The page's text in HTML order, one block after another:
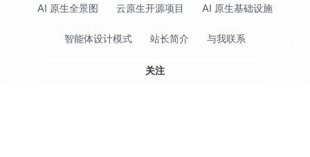
AI 原生全景图 云原生开源项目 AI 原生基础设施
智能体设计模式 站长简介 与我联系
关注